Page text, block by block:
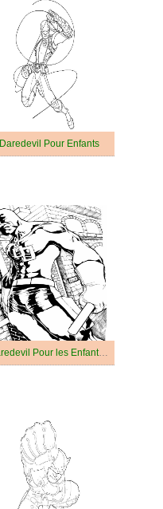
Daredevil Pour Enfants
Daredevil Pour les Enfants de 2 Ans